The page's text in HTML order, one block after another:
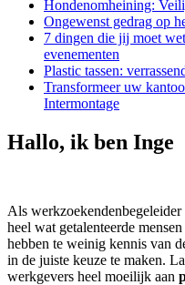
Hondenomheining:
Ongewenst gedrag op
7 dingen die jij moet
evenementen
Plastic tassen:
Transformeer uw
Intermontage
Hallo, ik ben Inge
Als
heel wat getalenteerde
hebben te weinig kennis van
in de juiste keuze te maken.
werkgevers heel moeilijk aan